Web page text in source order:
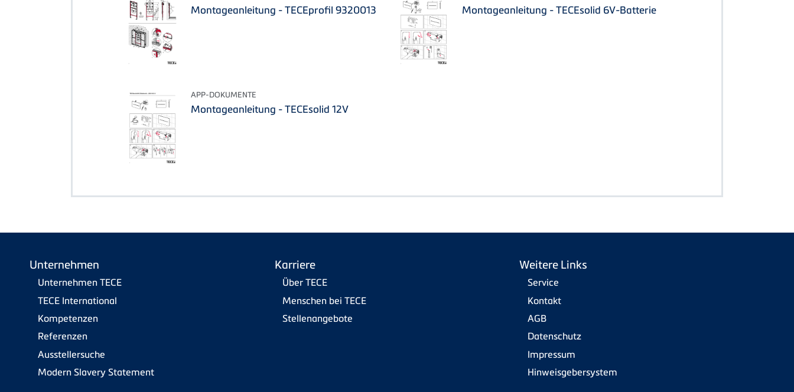
Montageanleitung - TECEprofil 9320013 Montageanleitung - TECEsolid 6V-Batterie
APP-DOKUMENTE
Montageanleitung - TECEsolid 12V
Unternehmen
Unternehmen TECE
TECE International
Kompetenzen
Referenzen
Ausstellersuche
Modern Slavery Statement
Karriere
Über TECE
Menschen bei TECE
Stellenangebote
Weitere Links
Service
Kontakt
AGB
Datenschutz
Impressum
Hinweisgebersystem